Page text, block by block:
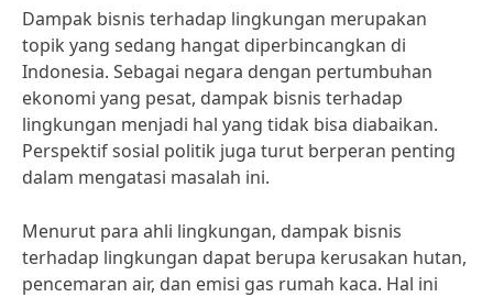
Dampak bisnis terhadap lingkungan merupakan
topik yang sedang hangat diperbincangkan di
Indonesia. Sebagai negara dengan pertumbuhan
ekonomi yang pesat, dampak bisnis terhadap
lingkungan menjadi hal yang tidak bisa diabaikan.
Perspektif sosial politik juga turut berperan penting
dalam mengatasi masalah ini.
Menurut para ahli lingkungan, dampak bisnis
terhadap lingkungan dapat berupa kerusakan hutan,
pencemaran air, dan emisi gas rumah kaca. Hal ini